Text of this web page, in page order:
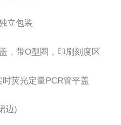
立包装
，带O型圈，印刷刻度区
荧光定量PCR管平盖
边)